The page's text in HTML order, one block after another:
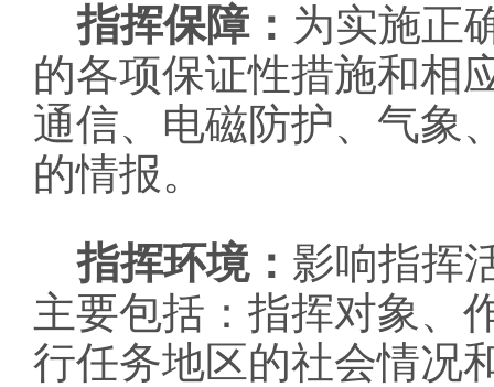
指挥保障： 为实施正
的各项保证性措施和相
通信、电磁防护、气象
的情报。
指挥环境： 影响指挥
主要包括：指挥对象、
行任务地区的社会情况